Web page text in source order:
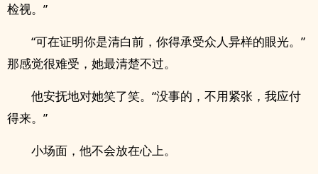
检视。”
“可在证明你是清白前，你得承受众人异样的眼光。”
那感觉很难受，她最清楚不过。
他安抚地对她笑了笑。“没事的，不用紧张，我应付
得来。”
小场面，他不会放在心上。